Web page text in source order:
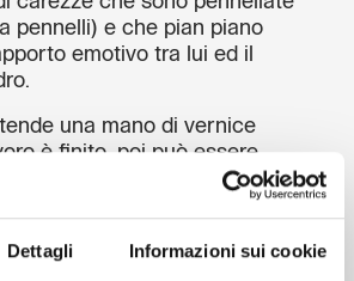
Dettagli Informazioni sui cookie
pennelli) e che pian piano
emotivo tra lui ed il
una mano di vernice
è finito, poi può essere
un addio come si fa ad un amico
cara che difficilmente si rivedrà